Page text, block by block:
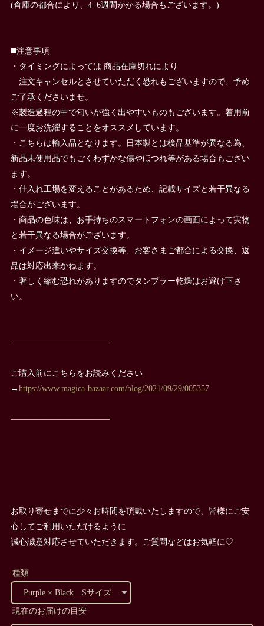
(倉庫の都合により、4−6週間かかる場合もございます。)
◼️注意事項
・タイミングによっては 商品在庫切れにより
注文キャンセルとさせていただく恐れもございますので、予め
ご了承くださいませ。
※製造過程の中で匂いが強く出やすいものもございます。着用前
に一度お洗濯することをオススメしています。
・こちらは輸入品となります。日本製とは検品基準が異なる為、
新品未使用品でもごくわずかな傷やほつれ等がある場合もござい
ます。
・仕入れ工場を変えることがあるため、記載サイズと若干異なる
場合がございます。
・商品の色味は、お手持ちのスマートフォンの画面によって実物
と若干異なる場合がございます。
・イメージ違いやサイズ交換等、お客さまご都合による交換、返
品は対応出来かねます。
・著しく縮む恐れがありますのでタンブラー乾燥はお避け下さ
い。
————————————
ご購入前にこちらをお読みください
→https://www.magica-bazaar.com/blog/2021/09/29/005357
————————————
お取り寄せまでに少々お時間を頂戴いたしますので、皆様にご安
心してご利用いただけるように
誠心誠意対応させていただきます。ご質問などはお気軽に♡
種類
現在のお届けの目安